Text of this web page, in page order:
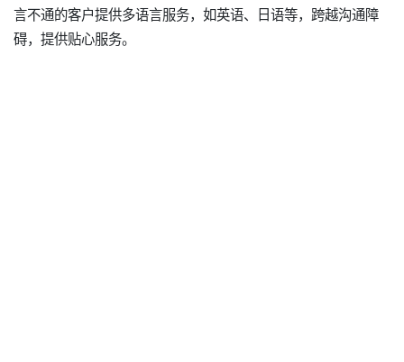
言不通的客户提供多语言服务，如英语、日语等，跨越沟通障
碍，提供贴心服务。